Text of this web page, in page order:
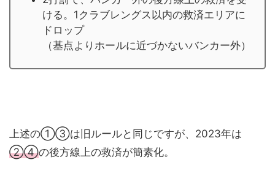
ける。1クラブレングス以内の救済エリアに
ドロップ
（基点よりホールに近づかないバンカー外）
上述の①③は旧ルールと同じですが、2023年は
②④の後方線上の救済が簡素化。